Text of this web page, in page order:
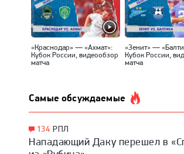
«Краснодар» — «Ахмат»:
Кубок России, видеообзор
матча
«Зенит» —
Кубок России,
матча
Самые обсуждаемые
134 РПЛ
Нападающий Даку перешел в